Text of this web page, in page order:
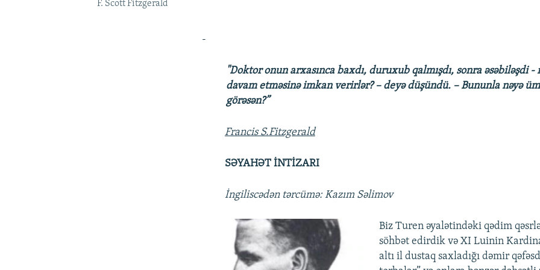
F. Scott Fitzgerald
-
"Doktor onun arxasınca baxdı, duruxub qalmışdı, sonra əsəbiləşdi
davam etməsinə imkan verirlər? – deyə düşündü. – Bununla nəyə
görəsən?”
Francis S.Fitzgerald
SƏYAHƏT İNTİZARI
İngiliscədən tərcümə: Kazım Səlimov
Biz Turen əyalətindəki qədim
söhbət edirdik və XI Luinin
altı il dustaq saxladığı dəmir